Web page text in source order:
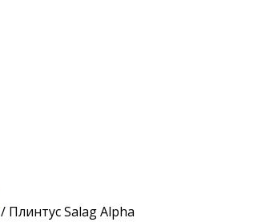
/ Плинтус Salag Alpha